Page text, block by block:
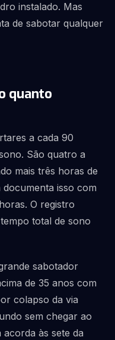
instalado. Mas
de sabotar qualquer
quanto
a cada 90
São quatro a
mais três horas de
isso com
O registro
total de sono
sabotador
de 35 anos com
colapso da via
sem chegar ao
às sete da